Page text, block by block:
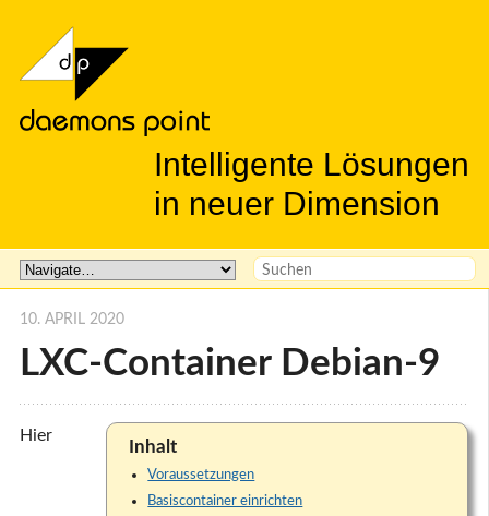
Intelligente Lösungen
in neuer Dimension
LXC-Container Debian-9
10. APRIL 2020
Inhalt
Voraussetzungen
Basiscontainer einrichten
Hier